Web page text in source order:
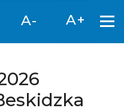
A- A+